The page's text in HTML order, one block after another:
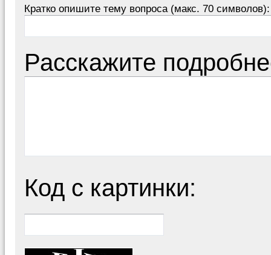
Кратко опишите тему вопроса (макс. 70 символов):
Расскажите
Код с картинки: